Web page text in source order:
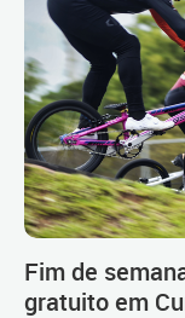
Fim de
gratuito em